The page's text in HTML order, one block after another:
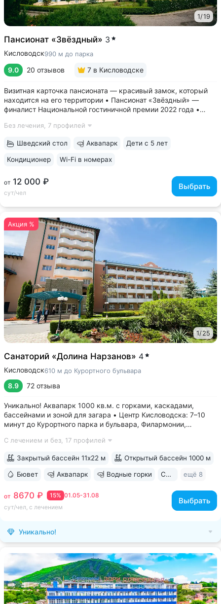
1/19
Пансионат «Звёздный» 3
Кисловодск990 м до парка
9.0 20 отзывов 7 в Кисловодске
Визитная карточка пансионата — красивый замок, который
находится на его территории • Пансионат «Звёздный» —
финалист Национальной гостиничной премии 2022 года •
на горы и замок • В стоимость проживания включён завтрак
Без лечения, 7 профилей
от 12 000 ₽
сут/чел
Выбрать
Шведский стол Аквапарк Дети с 5 лет
Кондиционер Wi-Fi в номерах
Акция %
1/25
Санаторий «Долина Нарзанов» 4
Кисловодск610 м до Курортного бульвара
8.9 72 отзыва
Уникально! Аквапарк 1000 кв.м. с горками, каскадами,
бассейнами и зоной для загара • Центр Кисловодска: 7–10
минут до Курортного парка и бульвара, Филармонии,
курортов: «Ессентуки-4» и «Славяновская» (Железноводск).
С лечением и без, 17 профилей
01.05-31.08
15%
от 8670 ₽
сут/чел, с лечением
Выбрать
Закрытый бассейн 11х22 м Открытый бассейн 1000 м
Бювет Аквапарк Водные горки Свой парк ещё 8
Уникально!